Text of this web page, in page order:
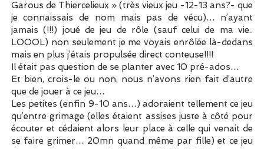
Garous de Thiercelieux » (très vieux jeu -12-13 ans?- que
je connaissais de nom mais pas de vécu)… n’ayant
jamais (!!!) joué de jeu de rôle (sauf celui de ma vie..
LOOOL) non seulement je me voyais enrôlée là-dedans
mais en plus j’étais propulsée direct conteuse!!!!
Il était pas question de se planter avec 10 pré-ados…
Et bien, crois-le ou non, nous n’avons rien fait d’autre
que de jouer à ce jeu…
Les petites (enfin 9-10 ans…) adoraient tellement ce jeu
qu’entre grimage (elles étaient assises juste à côté pour
écouter et cédaient alors leur place à celle qui venait de
se faire grimer… 20mn quand même par fille) et ce jeu